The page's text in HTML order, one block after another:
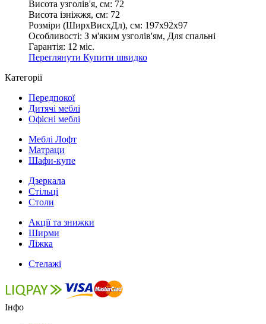
Висота узголів'я, см: 72
Висота ізніжжя, см: 72
Розміри (ШирxВисxДл), см: 197х92х97
Особливості: З м'яким узголів'ям, Для спальні
Гарантія: 12 міс.
Переглянути Купити швидко
Категорії
Передпокої
Дитячі меблі
Офісні меблі
Меблі Лофт
Матраци
Шафи-купе
Дзеркала
Стільці
Столи
Акції та знижки
Ширми
Ліжка
Стелажі
Інфо